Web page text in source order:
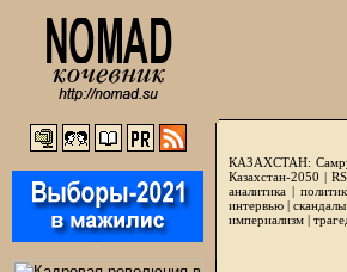
КАЗАХСТАН:
Казахстан-2050 |
аналитика |
интервью |скандалы
империализм |